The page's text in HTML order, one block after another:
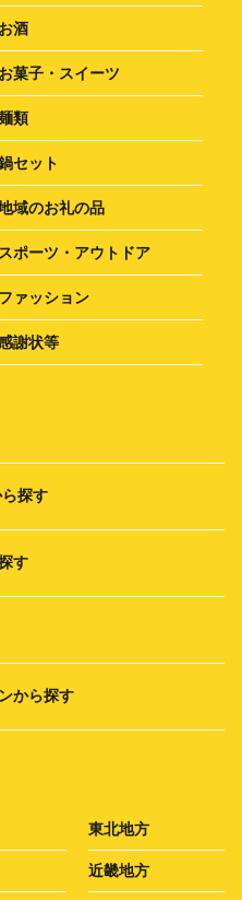
お酒
お菓子・スイーツ
類
セット
域のお礼の品
スポーツ・アウトドア
ファッション
謝状等
探す
す
から探す
東北地方
近畿地方